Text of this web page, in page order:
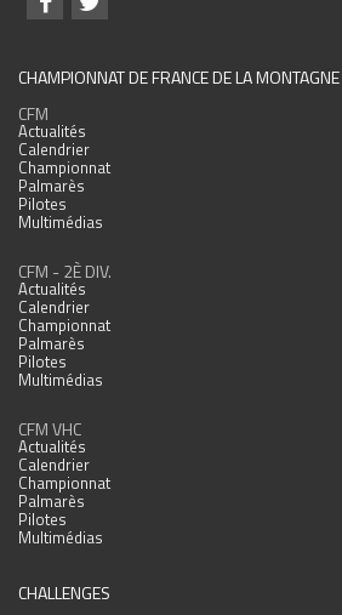
CHAMPIONNAT DE FRANCE DE LA MONTAGNE
CFM
Actualités
Calendrier
Championnat
Palmarès
Pilotes
Multimédias
CFM - 2È DIV.
Actualités
Calendrier
Championnat
Palmarès
Pilotes
Multimédias
CFM VHC
Actualités
Calendrier
Championnat
Palmarès
Pilotes
Multimédias
CHALLENGES